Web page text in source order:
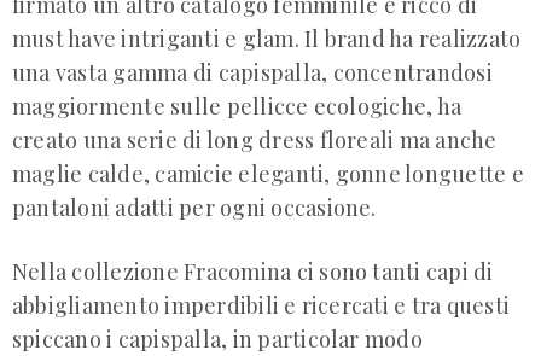
must have intriganti e glam. Il brand ha realizzato
una vasta gamma di capispalla, concentrandosi
maggiormente sulle pellicce ecologiche, ha
creato una serie di long dress floreali ma anche
maglie calde, camicie eleganti, gonne longuette e
pantaloni adatti per ogni occasione.
Nella collezione Fracomina ci sono tanti capi di
abbigliamento imperdibili e ricercati e tra questi
spiccano i capispalla, in particolar modo